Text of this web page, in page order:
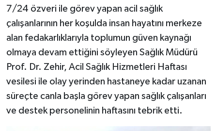
7/24 özveri ile görev yapan acil sağlık
çalışanlarının her koşulda insan hayatını merkeze
alan fedakarlıklarıyla toplumun güven kaynağı
olmaya devam ettiğini söyleyen Sağlık Müdürü
Prof. Dr. Zehir, Acil Sağlık Hizmetleri Haftası
vesilesi ile olay yerinden hastaneye kadar uzanan
süreçte canla başla görev yapan sağlık çalışanları
ve destek personelinin haftasını tebrik etti.